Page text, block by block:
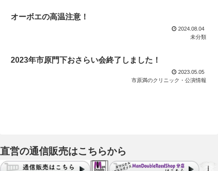
オーボエの高温注意！
2024.08.04
未分類
2023年市原門下おさらい会終了しました！
2023.05.05
市原満のクリニック・公演情報
直営の通信販売はこちらから